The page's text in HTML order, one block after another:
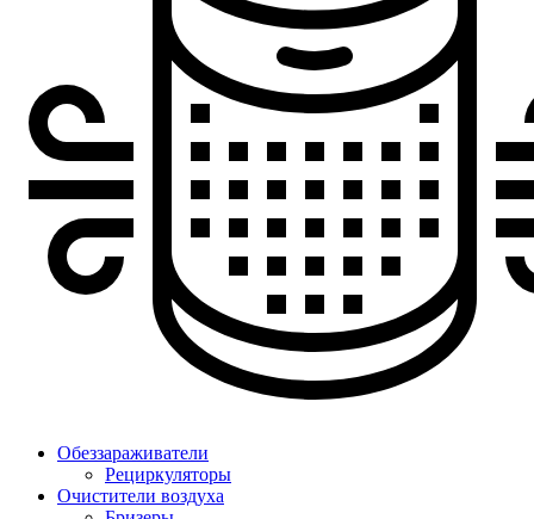
Обеззараживатели
Рециркуляторы
Очистители воздуха